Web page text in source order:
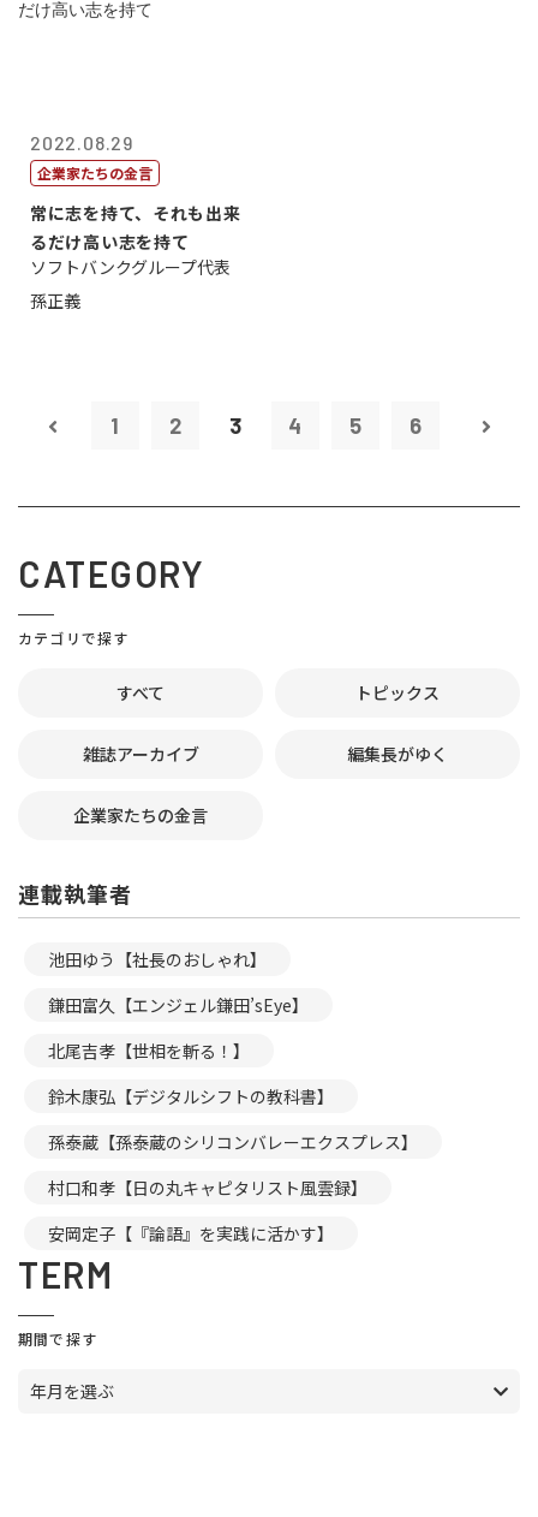
2022.08.29
企業家たちの金言
常に志を持て、それも出来
るだけ高い志を持て
ソフトバンクグループ代表
孫正義
1 2 3 4 5 6
CATEGORY
カテゴリで探す
すべて トピックス
雑誌アーカイブ 編集長がゆく
企業家たちの金言
連載執筆者
池田ゆう【社長のおしゃれ】
鎌田富久【エンジェル鎌田’sEye】
北尾吉孝【世相を斬る！】
鈴木康弘【デジタルシフトの教科書】
孫泰蔵【孫泰蔵のシリコンバレーエクスプレス】
村口和孝【日の丸キャピタリスト風雲録】
安岡定子【『論語』を実践に活かす】
TERM
期間で探す
年月を選ぶ